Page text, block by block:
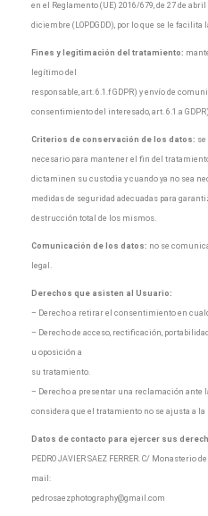
en el Reglamento (UE) 2016/679, de 27 de abril
diciembre (LOPDGDD), por lo que se le
Fines y legitimación del tratamiento:
legítimo del
responsable, art. 6.1.f GDPR) y envío de
consentimiento del interesado, art. 6.1.a
Criterios de conservación de los datos:
necesario para mantener el fin del
dictaminen su custodia y cuando ya no sea
medidas de seguridad adecuadas para
destrucción total de los mismos.
Comunicación de los datos: no se
legal.
Derechos que asisten al Usuario:
– Derecho a retirar el consentimiento en
– Derecho de acceso, rectificación,
u oposición a
su tratamiento.
– Derecho a presentar una reclamación ante
considera que el tratamiento no se ajusta a la
Datos de contacto para ejercer sus
PEDRO JAVIER SAEZ FERRER. C/ Monasterio
mail:
pedrosaezphotography@gmail.com